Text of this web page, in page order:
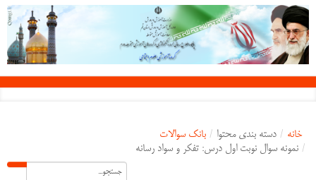
خانه / دسته بندی محتوا / بانک سوالات
/ نمونه سوال نوبت اول درس: تفکر و سواد رسانه